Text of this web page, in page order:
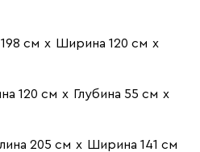
см х Ширина 120 см х
120 см х Глубина 55 см х
205 см х Ширина 141 см